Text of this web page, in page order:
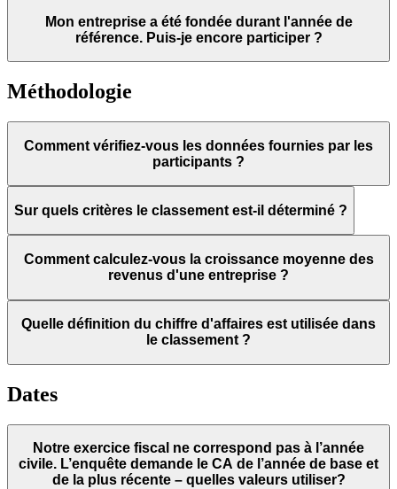
Mon entreprise a été fondée durant l'année de
référence. Puis-je encore participer ?
Méthodologie
Comment vérifiez-vous les données fournies par les
participants ?
Sur quels critères le classement est-il déterminé ?
Comment calculez-vous la croissance moyenne des
revenus d'une entreprise ?
Quelle définition du chiffre d'affaires est utilisée dans
le classement ?
Dates
Notre exercice fiscal ne correspond pas à l’année
civile. L’enquête demande le CA de l’année de base et
de la plus récente – quelles valeurs utiliser?